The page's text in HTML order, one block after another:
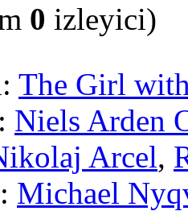
0 izleyici)
The Girl
Niels Arden
Arcel,
Michael